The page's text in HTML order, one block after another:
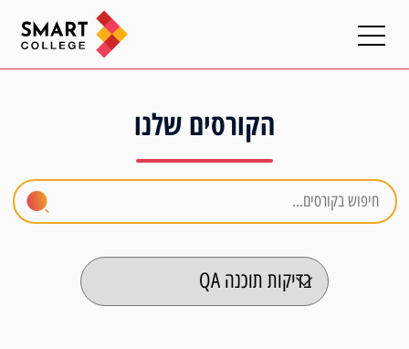
הקורסים שלנו